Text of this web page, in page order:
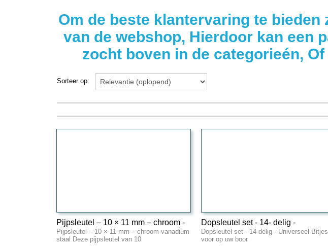
Sorteer op:
Pijpsleutel – 10 × 11 mm – chroom -
vanadium staal
Pijpsleutel – 10 × 11 mm – chroom-vanadium
staal Deze pijpsleutel van 10
Dopsleutel set - 14- delig -
Universeel
Dopsleutel set - 14-delig - Universeel Bitjes
voor op uw boor